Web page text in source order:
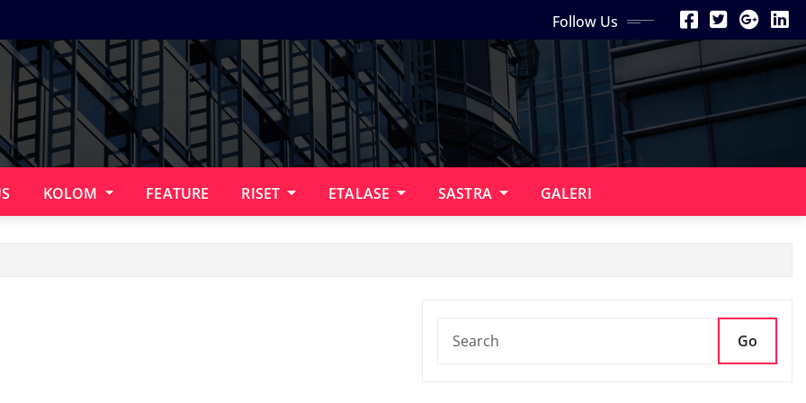
Follow Us
KOLOM FEATURE RISET ETALASE SASTRA GALERI
Go